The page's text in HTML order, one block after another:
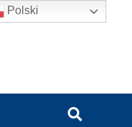
Polski